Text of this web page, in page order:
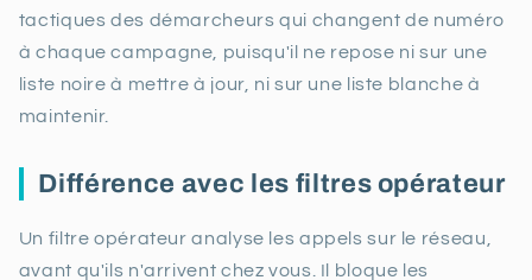
tactiques des démarcheurs qui changent de numéro
à chaque campagne, puisqu'il ne repose ni sur une
liste noire à mettre à jour, ni sur une liste blanche à
maintenir.
Différence avec les filtres opérateur
Un filtre opérateur analyse les appels sur le réseau,
avant qu'ils n'arrivent chez vous. Il bloque les